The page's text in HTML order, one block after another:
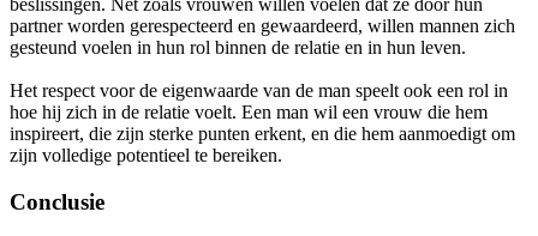
beslissingen. Net zoals vrouwen willen voelen dat ze door hun
partner worden gerespecteerd en gewaardeerd, willen mannen zich
gesteund voelen in hun rol binnen de relatie en in hun leven.
Het respect voor de eigenwaarde van de man speelt ook een rol in
hoe hij zich in de relatie voelt. Een man wil een vrouw die hem
inspireert, die zijn sterke punten erkent, en die hem aanmoedigt om
zijn volledige potentieel te bereiken.
Conclusie